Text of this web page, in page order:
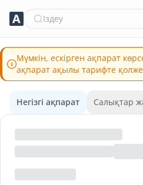
Іздеу
Мүмкін, ескірген ақпарат
ақпарат ақылы тарифте
Негізгі ақпарат Салықтар